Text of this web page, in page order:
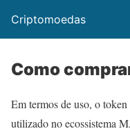
Criptomoedas
Como
Em termos de uso, o
utilizado no ecossistema